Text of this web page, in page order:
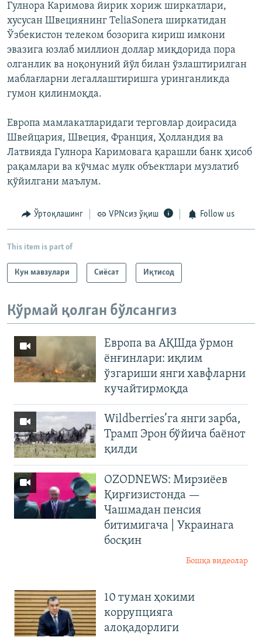
Гулнора Каримова йирик хориж ширкатлари,
хусусан Швециянинг TeliaSonera ширкатидан
Ўзбекистон телеком бозорига кириш имкони
эвазига юзлаб миллион доллар миқдорида пора
олганлик ва ноқонуний йўл билан ўзлаштирилган
маблағларни легаллаштиришга уринганликда
гумон қилинмоқда.
Европа мамлакатларидаги терговлар доирасида
Швейцария, Швеция, Франция, Ҳолландия ва
Латвияда Гулнора Каримовага қарашли банк ҳисоб
рақамлари ва кўчмас мулк объектлари музлатиб
қўйилгани маълум.
Ўртоқлашинг VPNсиз ўқиш Follow us
This item is part of
Кун мавзулари Сиёсат Иқтисод
Кўрмай қолган бўлсангиз
Европа ва АҚШда ўрмон
ёнғинлари: иқлим
ўзгариши янги хавфларни
кучайтирмоқда
Wildberries’га янги зарба,
Трамп Эрон бўйича баёнот
қилди
OZODNEWS: Мирзиёев
Қирғизистонда —
Чашмадан пенсия
битимигача | Украинага
босқин
Бошқа видеолар
10 туман ҳокими
коррупцияга
алоқадорлиги